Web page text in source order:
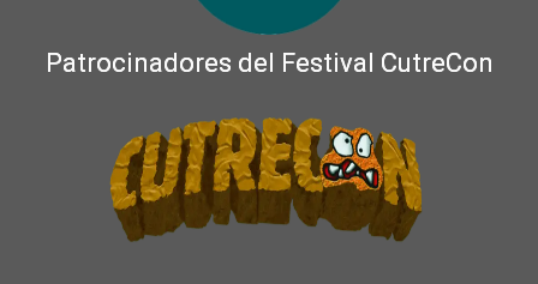
Patrocinadores del Festival CutreCon